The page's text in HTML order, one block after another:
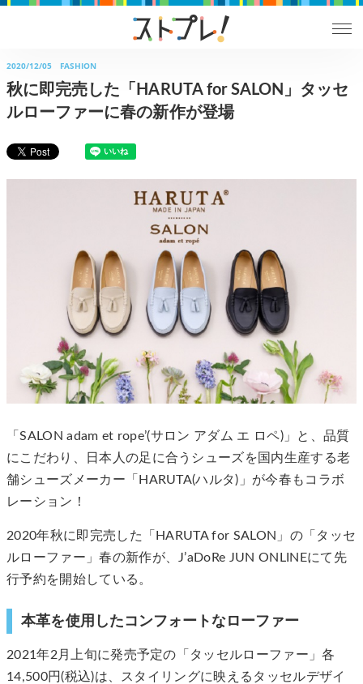
2020/12/05 FASHION
秋に即完売した「HARUTA for SALON」タッセ
ルローファーに春の新作が登場
「SALON adam et rope’(サロン アダム エ ロペ)」と、品質
にこだわり、日本人の足に合うシューズを国内生産する老
舗シューズメーカー「HARUTA(ハルタ)」が今春もコラボ
レーション！
2020年秋に即完売した「HARUTA for SALON」の「タッセ
ルローファー」春の新作が、J’aDoRe JUN ONLINEにて先
行予約を開始している。
本革を使用したコンフォートなローファー
2021年2月上旬に発売予定の「タッセルローファー」各
14,500円(税込)は、スタイリングに映えるタッセルデザイ